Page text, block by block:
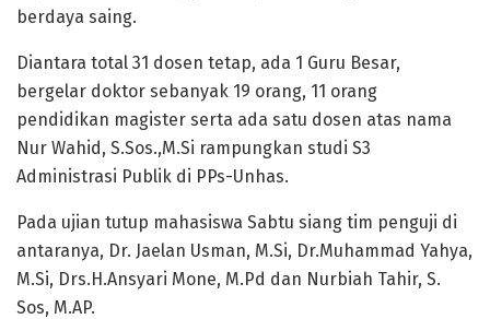
berdaya saing.
Diantara total 31 dosen tetap, ada 1 Guru Besar,
bergelar doktor sebanyak 19 orang, 11 orang
pendidikan magister serta ada satu dosen atas nama
Nur Wahid, S.Sos.,M.Si rampungkan studi S3
Administrasi Publik di PPs-Unhas.
Pada ujian tutup mahasiswa Sabtu siang tim penguji di
antaranya, Dr. Jaelan Usman, M.Si, Dr.Muhammad Yahya,
M.Si, Drs.H.Ansyari Mone, M.Pd dan Nurbiah Tahir, S.
Sos, M.AP.